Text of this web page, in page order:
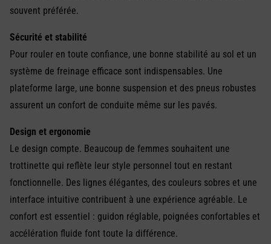
souvent préférée.
Sécurité et stabilité
Pour rouler en toute confiance, une bonne stabilité au sol et un
système de freinage efficace sont indispensables. Une
plateforme large, une bonne suspension et des pneus robustes
assurent un confort de conduite même sur les pavés.
Design et ergonomie
Le design compte. Beaucoup de femmes souhaitent une
trottinette qui reflète leur style personnel tout en restant
fonctionnelle. Des lignes élégantes, des couleurs sobres et une
interface intuitive contribuent à une expérience agréable. Le
confort est essentiel : guidon réglable, poignées confortables et
accélération fluide font toute la différence.